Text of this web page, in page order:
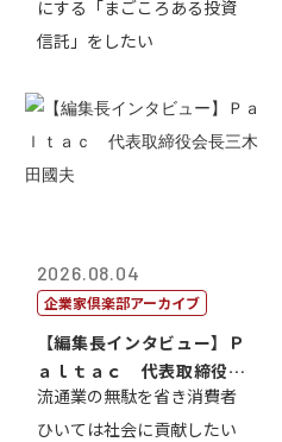
にする「まごころある投資
信託」をしたい
2026.08.04
企業家倶楽部アーカイブ
【編集長インタビュー】Ｐ
ａｌｔａｃ 代表取締役会
長三木田國夫
流通業の無駄を省き消費者
ひいては社会に貢献したい